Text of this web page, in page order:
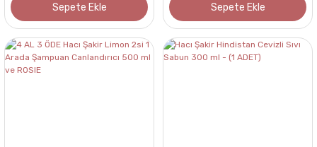
Sepete Ekle Sepete Ekle